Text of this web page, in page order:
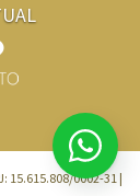
15.615.808/0002-31 |